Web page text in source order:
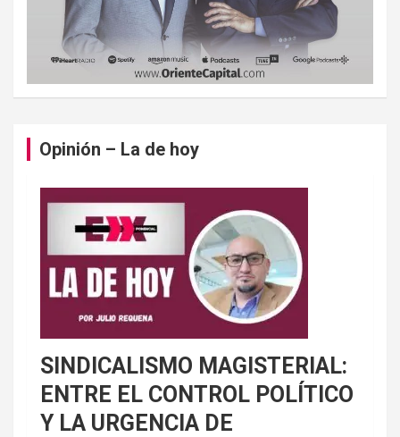
Opinión – La de hoy
SINDICALISMO MAGISTERIAL:
ENTRE EL CONTROL POLÍTICO
Y LA URGENCIA DE